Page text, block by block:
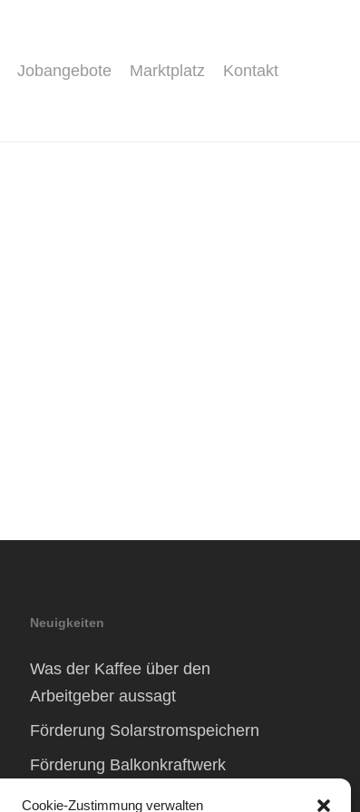
Cookie-Zustimmung verwalten
Jobangebote Marktplatz Kontakt
Neuigkeiten
Was der Kaffee über den
Arbeitgeber aussagt
Förderung Solarstromspeichern
Förderung Balkonkraftwerk